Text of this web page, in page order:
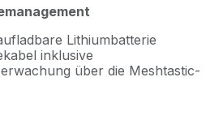
Lithiumbatterie
inklusive
über die Meshtastic-